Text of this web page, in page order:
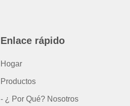
Enlace rápido
Hogar
Productos
- ¿ Por Qué? Nosotros